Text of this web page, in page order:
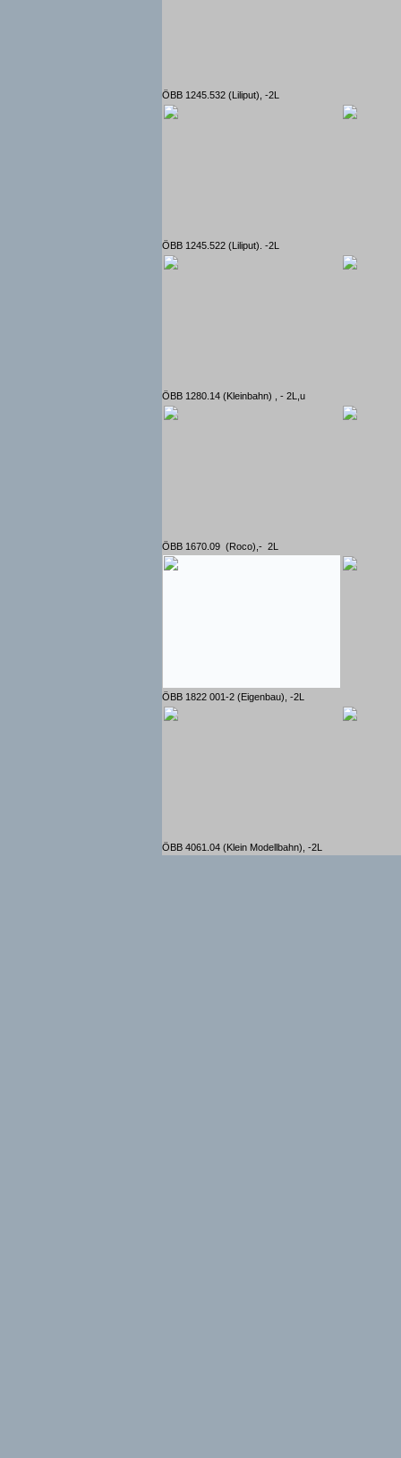
ÖBB 1245.532 (Liliput), -2L
ÖBB 1245.522 (Liliput). -2L
ÖBB 1280.14 (Kleinbahn) , - 2L,u
ÖBB 1670.09 (Roco),- 2L
ÖBB 1822 001-2 (Eigenbau), -2L
ÖBB 4061.04 (Klein Modellbahn), -2L